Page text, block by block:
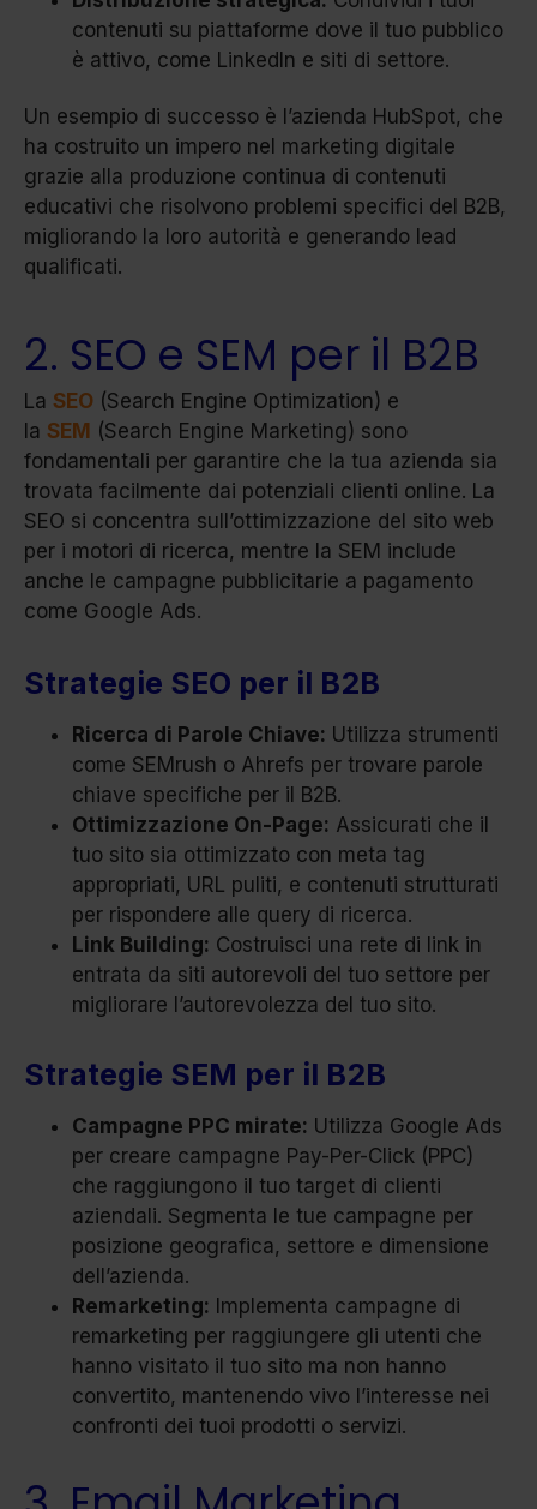
contenuti su piattaforme dove il tuo pubblico
è attivo, come LinkedIn e siti di settore.
Un esempio di successo è l’azienda HubSpot, che
ha costruito un impero nel marketing digitale
grazie alla produzione continua di contenuti
educativi che risolvono problemi specifici del B2B,
migliorando la loro autorità e generando lead
qualificati.
2. SEO e SEM per il B2B
La SEO (Search Engine Optimization) e
la SEM (Search Engine Marketing) sono
fondamentali per garantire che la tua azienda sia
trovata facilmente dai potenziali clienti online. La
SEO si concentra sull’ottimizzazione del sito web
per i motori di ricerca, mentre la SEM include
anche le campagne pubblicitarie a pagamento
come Google Ads.
Strategie SEO per il B2B
Ricerca di Parole Chiave: Utilizza strumenti
come SEMrush o Ahrefs per trovare parole
chiave specifiche per il B2B.
Ottimizzazione On-Page: Assicurati che il
tuo sito sia ottimizzato con meta tag
appropriati, URL puliti, e contenuti strutturati
per rispondere alle query di ricerca.
Link Building: Costruisci una rete di link in
entrata da siti autorevoli del tuo settore per
migliorare l’autorevolezza del tuo sito.
Strategie SEM per il B2B
Campagne PPC mirate: Utilizza Google Ads
per creare campagne Pay-Per-Click (PPC)
che raggiungono il tuo target di clienti
aziendali. Segmenta le tue campagne per
posizione geografica, settore e dimensione
dell’azienda.
Remarketing: Implementa campagne di
remarketing per raggiungere gli utenti che
hanno visitato il tuo sito ma non hanno
convertito, mantenendo vivo l’interesse nei
confronti dei tuoi prodotti o servizi.